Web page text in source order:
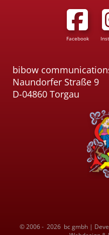
Facebook
bibow
Naundorfer Straße 9
D-04860 Torgau
© 2006 - 2026 bc gmbh|